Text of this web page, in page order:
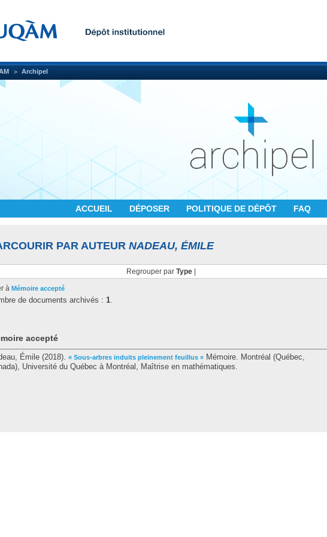
Archipel
ACCUEIL DÉPOSER POLITIQUE DE DÉPÔT FAQ
PAR AUTEUR NADEAU, ÉMILE
Regrouper par Type|
à Mémoire accepté
de documents archivés : 1.
accepté
Émile (2018). « Sous-arbres induits pleinement feuillus » Mémoire. Montréal (Québec,
Université du Québec à Montréal, Maîtrise en mathématiques.